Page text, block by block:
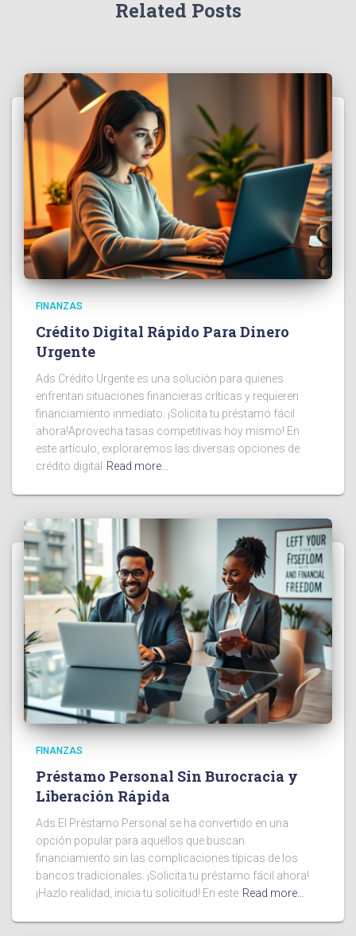
Related Posts
FINANZAS
Crédito Digital Rápido Para Dinero
Urgente
Ads Crédito Urgente es una solución para quienes
enfrentan situaciones financieras críticas y requieren
financiamiento inmediato. ¡Solicita tu préstamo fácil
ahora!Aprovecha tasas competitivas hoy mismo! En
este artículo, exploraremos las diversas opciones de
crédito digital
Read more…
FINANZAS
Préstamo Personal Sin Burocracia y
Liberación Rápida
Ads El Préstamo Personal se ha convertido en una
opción popular para aquellos que buscan
financiamiento sin las complicaciones típicas de los
bancos tradicionales. ¡Solicita tu préstamo fácil ahora!
¡Hazlo realidad, inicia tu solicitud! En este Read more…